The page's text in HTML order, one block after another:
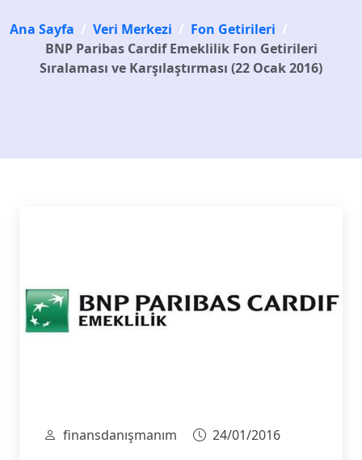
Ana Sayfa / Veri Merkezi / Fon Getirileri /
BNP Paribas Cardif Emeklilik Fon Getirileri
Sıralaması ve Karşılaştırması (22 Ocak 2016)
finansdanışmanım
24/01/2016